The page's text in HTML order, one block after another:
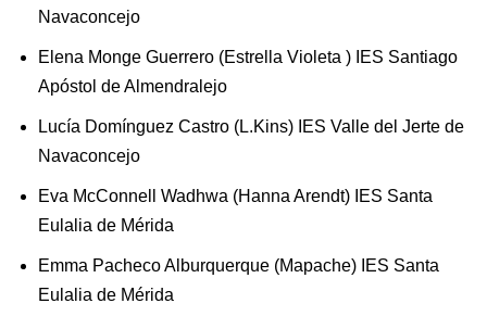
Navaconcejo
Elena Monge Guerrero (Estrella Violeta ) IES Santiago
Apóstol de Almendralejo
Lucía Domínguez Castro (L.Kins) IES Valle del Jerte de
Navaconcejo
Eva McConnell Wadhwa (Hanna Arendt) IES Santa
Eulalia de Mérida
Emma Pacheco Alburquerque (Mapache) IES Santa
Eulalia de Mérida